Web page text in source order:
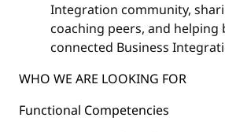
Integration community,
coaching peers, and helping
connected Business
WHO WE ARE LOOKING FOR
Functional Competencies